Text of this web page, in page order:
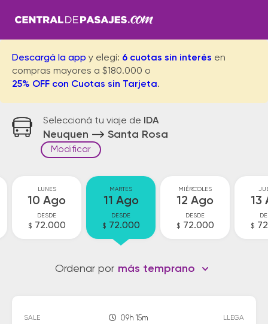
Descargá la app y elegí: 6 cuotas sin interés en
compras mayores a $180.000 o
25% OFF con Cuotas sin Tarjeta.
Seleccioná tu viaje de IDA
Neuquen Santa Rosa
Modificar
LUNES
10 Ago
DESDE
$ 72.000
MARTES
11 Ago
DESDE
$ 72.000
MIÉRCOLES
12 Ago
DESDE
$ 72.000
13
$
Ordenar por más temprano
SALE 09h 15m LLEGA